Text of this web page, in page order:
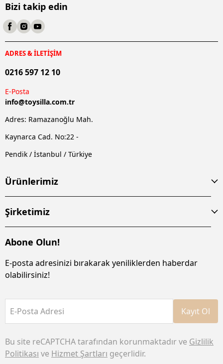
Bizi takip edin
ADRES & İLETİŞİM
0216 597 12 10
E-Posta
info@toysilla.com.tr
Adres: Ramazanoğlu Mah.
Kaynarca Cad. No:22 -
Pendik / İstanbul / Türkiye
Ürünlerimiz
Şirketimiz
Abone Olun!
E-posta adresinizi bırakarak yeniliklerden haberdar
olabilirsiniz!
E-Posta Adresi Kayıt Ol
Bu site reCAPTCHA tarafından korunmaktadır ve Gizlilik
Politikası ve Hizmet Şartları geçerlidir.